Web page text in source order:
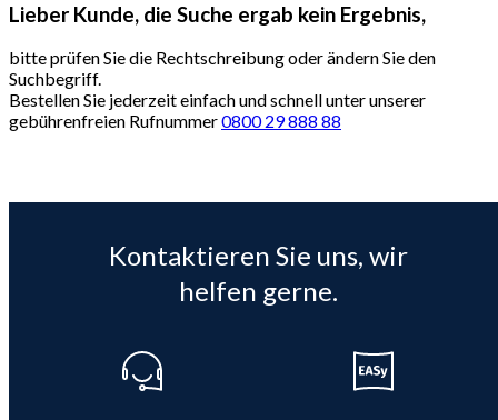
Lieber Kunde, die Suche ergab kein Ergebnis,
bitte prüfen Sie die Rechtschreibung oder ändern Sie den
Suchbegriff.
Bestellen Sie jederzeit einfach und schnell unter unserer
gebührenfreien Rufnummer0800 29 888 88
Kontaktieren Sie uns, wir
helfen gerne.